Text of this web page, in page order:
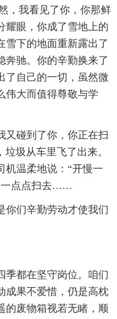
，我看见了你，你那鲜
耀眼，你成了雪地上的
下的地面重新露出了
奔驰。你的辛勤换来了
了自己的一切，虽然微
伟大而值得尊敬与学
碰到了你，你正在扫
圾从车里飞了出来。
机温柔地说：“开慢一
一点点扫去……
辛勤劳动才使我们
都在坚守岗位。咱们
成果不爱惜，仍是高枕
的废物箱视若无睹，顺